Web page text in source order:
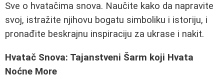
Sve o hvatačima snova. Naučite kako da napravite
svoj, istražite njihovu bogatu simboliku i istoriju, i
pronađite beskrajnu inspiraciju za ukrase i nakit.
Hvatač Snova: Tajanstveni Šarm koji Hvata
Noćne More